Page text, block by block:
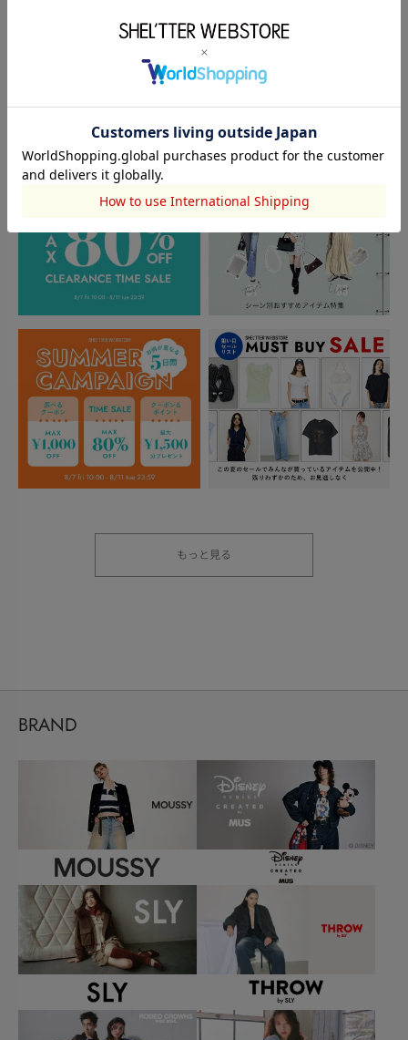
閲覧中カテゴリーのランキング
TOPICS
もっと見る
BRAND